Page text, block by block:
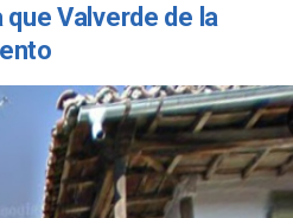
Valverde de la